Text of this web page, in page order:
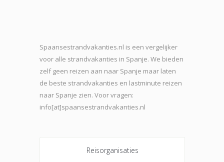
Spaansestrandvakanties.nl is een vergelijker
voor alle strandvakanties in Spanje. We bieden
zelf geen reizen aan naar Spanje maar laten
de beste strandvakanties en lastminute reizen
naar Spanje zien. Voor vragen:
info[at]spaansestrandvakanties.nl
Reisorganisaties